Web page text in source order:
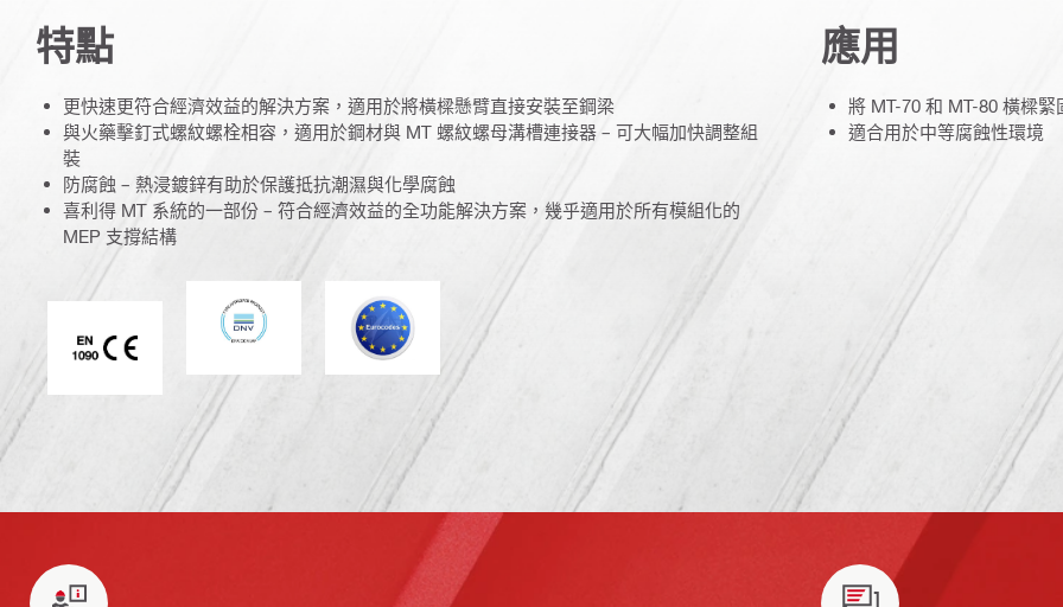
特點
更快速更符合經濟效益的解決方案，適用於將橫樑懸臂直接安裝至鋼梁
與火藥擊釘式螺紋螺栓相容，適用於鋼材與 MT 螺紋螺母溝槽連接器 – 可大幅加快調整組
裝
防腐蝕 – 熱浸鍍鋅有助於保護抵抗潮濕與化學腐蝕
喜利得 MT 系統的一部份 – 符合經濟效益的全功能解決方案，幾乎適用於所有模組化的
MEP 支撐結構
CE EN 1090 標誌
DNV 歐洲規範 (Eurocode)
應用
將 MT-70 和 MT-80 橫樑緊
適合用於中等腐蝕性環境